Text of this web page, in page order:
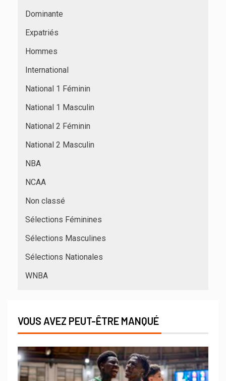
Dominante
Expatriés
Hommes
International
National 1 Féminin
National 1 Masculin
National 2 Féminin
National 2 Masculin
NBA
NCAA
Non classé
Sélections Féminines
Sélections Masculines
Sélections Nationales
WNBA
VOUS AVEZ PEUT-ÊTRE MANQUÉ